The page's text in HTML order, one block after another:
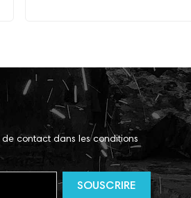
de contact dans les conditions